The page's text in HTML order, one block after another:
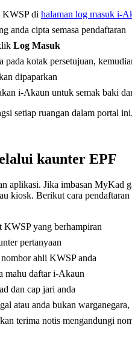
KWSP di halaman log masuk i-
anda cipta semasa pendaftaran
Log Masuk
pada kotak persetujuan,
dipaparkan
i-Akaun untuk semak baki
setiap ruangan dalam portal
kaunter EPF
aplikasi. Jika imbasan MyKad
kiosk. Berikut cara
KWSP yang berhampiran
pertanyaan
ahli KWSP anda
mahu daftar i-Akaun
dan cap jari anda
atau anda bukan
terima notis mengandungi